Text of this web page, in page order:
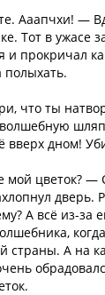
Ааапчхи! —
Тот в ужасе
и прокричал
полыхать.
что ты
вверх дном!
мой цветок? —
дверь.
А всё из-за
страны. А на